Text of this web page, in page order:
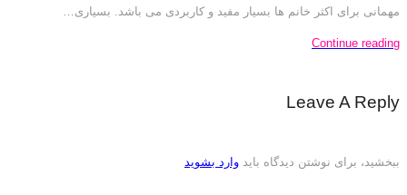
مهمانی برای اکثر خانم ها بسیار مفید و کاربردی می باشد. بسیاری…
Continue reading
Leave A Reply
ببخشید، برای نوشتن دیدگاه باید وارد بشوید